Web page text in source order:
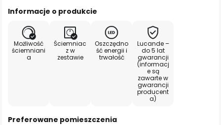
Informacje o produkcie
Możliwość
ściemniani
a
Ściemniac
z w
zestawie
Oszczędno
ść energii i
trwałość
Lucande –
do 5 lat
gwarancji
(informacj
e są
zawarte w
gwarancji
producent
a)
Preferowane pomieszczenia